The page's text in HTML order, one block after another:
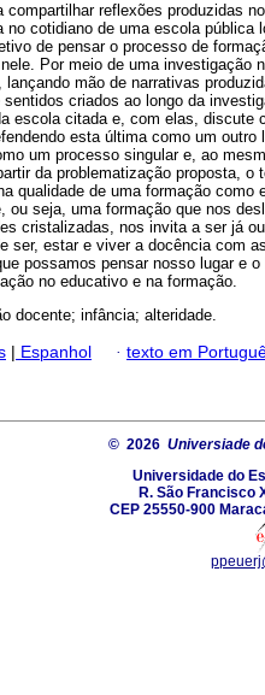
compartilhar reflexões produzidas
cotidiano de uma escola pública
de pensar o processo de
Por meio de uma investigação
mão de narrativas
criados ao longo da
escola citada e, com elas, discute
esta última como um outro
um processo singular e, ao
da problematização proposta, o
qualidade de uma formação como
ou seja, uma formação que nos
cristalizadas, nos invita a ser já
ser, estar e viver a docência com
possamos pensar nosso lugar e
no educativo e na formação.
docente; infância; alteridade.
| Espanhol · texto em
© 2026 Universiade
Universidade do
R. São Francisco
CEP 25550-900